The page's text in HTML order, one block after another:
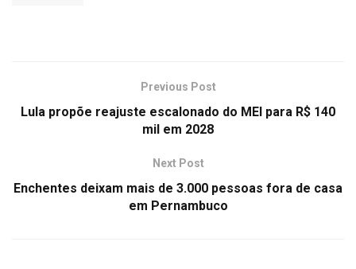
Previous Post
Lula propõe reajuste escalonado do MEI para R$ 140
mil em 2028
Next Post
Enchentes deixam mais de 3.000 pessoas fora de casa
em Pernambuco